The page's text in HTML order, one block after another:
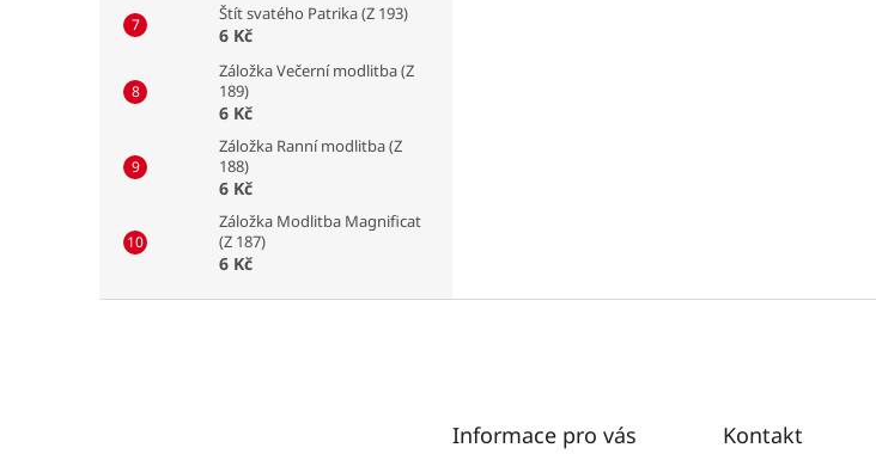
Štít svatého Patrika (Z 193)
6 Kč
Záložka Večerní modlitba (Z
189)
6 Kč
Záložka Ranní modlitba (Z
188)
6 Kč
Záložka Modlitba Magnificat
(Z 187)
6 Kč
Informace pro vás Kontakt